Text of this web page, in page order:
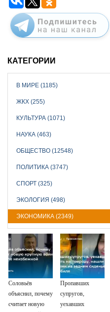
КАТЕГОРИИ
В МИРЕ (1185)
ЖКХ (255)
КУЛЬТУРА (1071)
НАУКА (463)
ОБЩЕСТВО (12548)
ПОЛИТИКА (3747)
СПОРТ (325)
ЭКОЛОГИЯ (498)
ЭКОНОМИКА (2349)
Соловьёв
объяснил, почему
считает новую
Пропавших
супругов,
уехавших